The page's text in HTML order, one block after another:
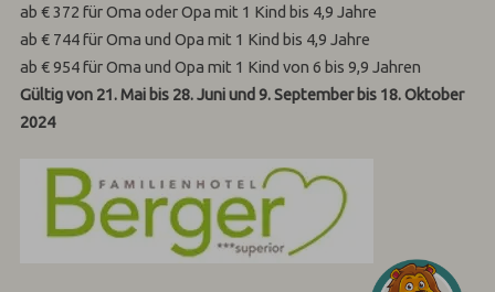
ab € 372 für Oma oder Opa mit 1 Kind bis 4,9 Jahre
ab € 744 für Oma und Opa mit 1 Kind bis 4,9 Jahre
ab € 954 für Oma und Opa mit 1 Kind von 6 bis 9,9 Jahren
Gültig von 21. Mai bis 28. Juni und 9. September bis 18. Oktober
2024